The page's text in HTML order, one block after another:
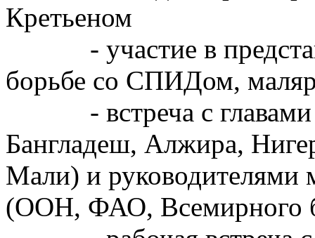
Кретьеном
- участие в
борьбе со СПИДом,
- встреча с главами
Бангладеш, Алжира,
Мали) и руководителями
(ООН, ФАО, Всемирного